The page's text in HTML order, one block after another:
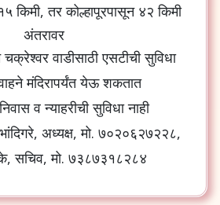
किमी, तर कोल्हापूरपासून ४२ किमी
अंतरावर
वाडीसाठी एसटीची सुविधा
मंदिरापर्यंत येऊ शकतात
व न्याहरीची सुविधा नाही
अध्यक्ष, मो. ७०२०६२७२२८,
सचिव, मो. ७३८७३१८२८४